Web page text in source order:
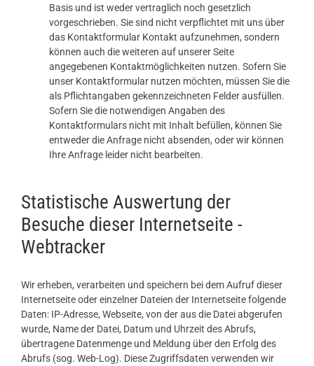
Basis und ist weder vertraglich noch gesetzlich
vorgeschrieben. Sie sind nicht verpflichtet mit uns über
das Kontaktformular Kontakt aufzunehmen, sondern
können auch die weiteren auf unserer Seite
angegebenen Kontaktmöglichkeiten nutzen. Sofern Sie
unser Kontaktformular nutzen möchten, müssen Sie die
als Pflichtangaben gekennzeichneten Felder ausfüllen.
Sofern Sie die notwendigen Angaben des
Kontaktformulars nicht mit Inhalt befüllen, können Sie
entweder die Anfrage nicht absenden, oder wir können
Ihre Anfrage leider nicht bearbeiten.
Statistische Auswertung der
Besuche dieser Internetseite -
Webtracker
Wir erheben, verarbeiten und speichern bei dem Aufruf dieser
Internetseite oder einzelner Dateien der Internetseite folgende
Daten: IP-Adresse, Webseite, von der aus die Datei abgerufen
wurde, Name der Datei, Datum und Uhrzeit des Abrufs,
übertragene Datenmenge und Meldung über den Erfolg des
Abrufs (sog. Web-Log). Diese Zugriffsdaten verwenden wir